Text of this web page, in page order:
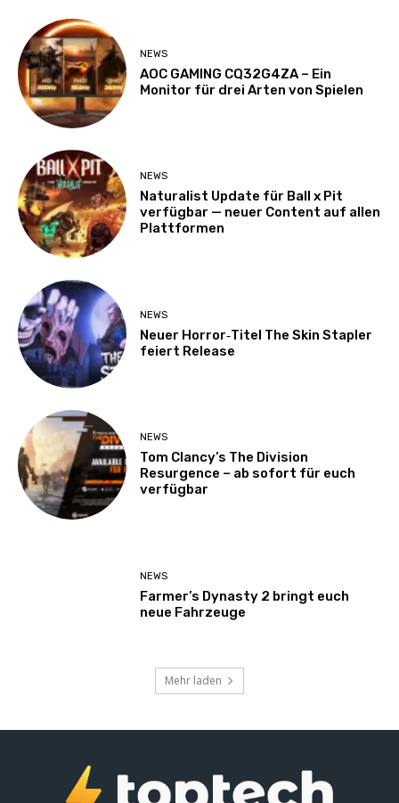
NEWS
AOC GAMING CQ32G4ZA – Ein
Monitor für drei Arten von Spielen
NEWS
Naturalist Update für Ball x Pit
verfügbar — neuer Content auf allen
Plattformen
NEWS
Neuer Horror‑Titel The Skin Stapler
feiert Release
NEWS
Tom Clancy’s The Division
Resurgence – ab sofort für euch
verfügbar
NEWS
Farmer’s Dynasty 2 bringt euch
neue Fahrzeuge
Mehr laden